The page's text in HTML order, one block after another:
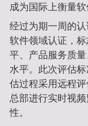
成为国际上衡量
经过为期一周的
软件领域认证，
平、产品服务质
水平。此次评估
估过程采用远程
总部进行实时视
性。